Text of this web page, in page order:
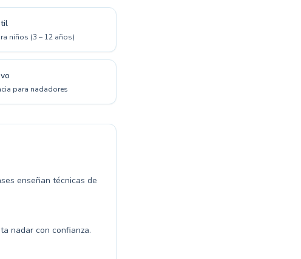
niños (3 – 12 años)
para nadadores
enseñan técnicas de
nadar con confianza.